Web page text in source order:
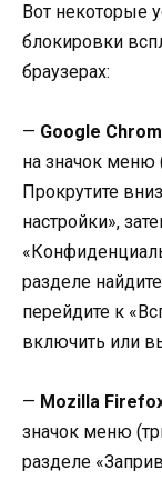
Вот некоторые
блокировки
браузерах:
— Google
на значок меню
Прокрутите
настройки»,
разделе
перейдите к
включить или
— Mozilla
значок меню
разделе